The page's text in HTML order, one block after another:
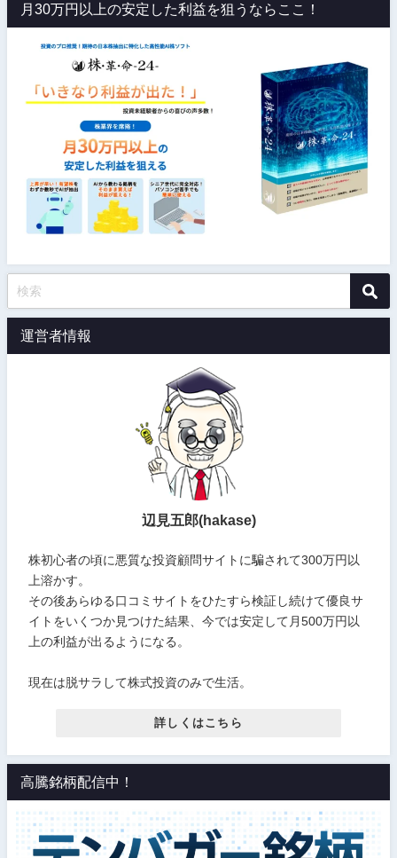
月30万円以上の安定した利益を狙うならここ！
運営者情報
辺見五郎(hakase)
株初心者の頃に悪質な投資顧問サイトに騙されて300万円以
上溶かす。
その後あらゆる口コミサイトをひたすら検証し続けて優良サ
イトをいくつか見つけた結果、今では安定して月500万円以
上の利益が出るようになる。
現在は脱サラして株式投資のみで生活。
詳しくはこちら
高騰銘柄配信中！